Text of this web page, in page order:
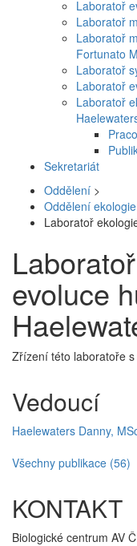
Laboratoř
Laboratoř
Laboratoř
Fortunato
Laboratoř
Laboratoř
Laboratoř
Sekretariát
Oddělení >
Oddělení
Laboratoř
evoluce
Zřízení této laboratoře
Vedoucí
Haelewaters Danny,
Všechny publikace (56)
KONTAKT
Biologické centrum AV